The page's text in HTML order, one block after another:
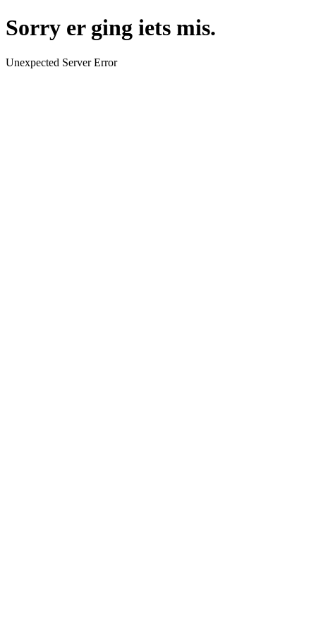
Sorry er ging iets mis.
Unexpected Server Error